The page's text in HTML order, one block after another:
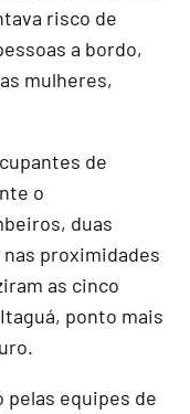
risco de
a bordo,
mulheres,
de
o
duas
proximidades
as cinco
ponto mais
equipes de